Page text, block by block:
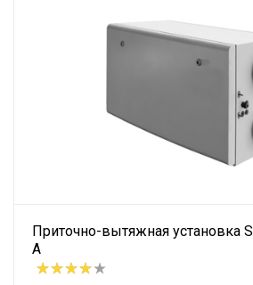
Приточно-вытяжная установка
A